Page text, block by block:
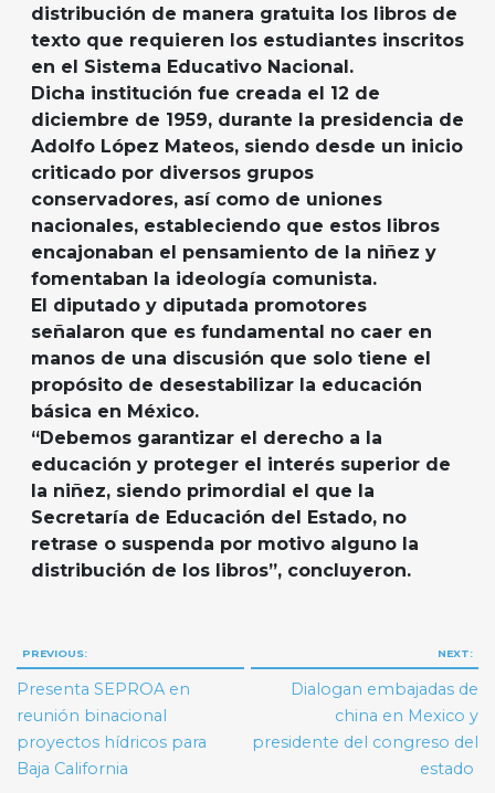
distribución de manera gratuita los libros de
texto que requieren los estudiantes inscritos
en el Sistema Educativo Nacional.
Dicha institución fue creada el 12 de
diciembre de 1959, durante la presidencia de
Adolfo López Mateos, siendo desde un inicio
criticado por diversos grupos
conservadores, así como de uniones
nacionales, estableciendo que estos libros
encajonaban el pensamiento de la niñez y
fomentaban la ideología comunista.
El diputado y diputada promotores
señalaron que es fundamental no caer en
manos de una discusión que solo tiene el
propósito de desestabilizar la educación
básica en México.
“Debemos garantizar el derecho a la
educación y proteger el interés superior de
la niñez, siendo primordial el que la
Secretaría de Educación del Estado, no
retrase o suspenda por motivo alguno la
distribución de los libros”, concluyeron.
Navegación
de
entradas
PREVIOUS:
Presenta SEPROA en
reunión binacional
proyectos hídricos para
Baja California
NEXT:
Dialogan embajadas de
china en Mexico y
presidente del congreso del
estado